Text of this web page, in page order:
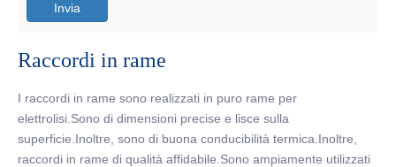
Invia
Raccordi in rame
I raccordi in rame sono realizzati in puro rame per
elettrolisi.Sono di dimensioni precise e lisce sulla
superficie.Inoltre, sono di buona conducibilità termica.Inoltre,
raccordi in rame di qualità affidabile.Sono ampiamente utilizzati